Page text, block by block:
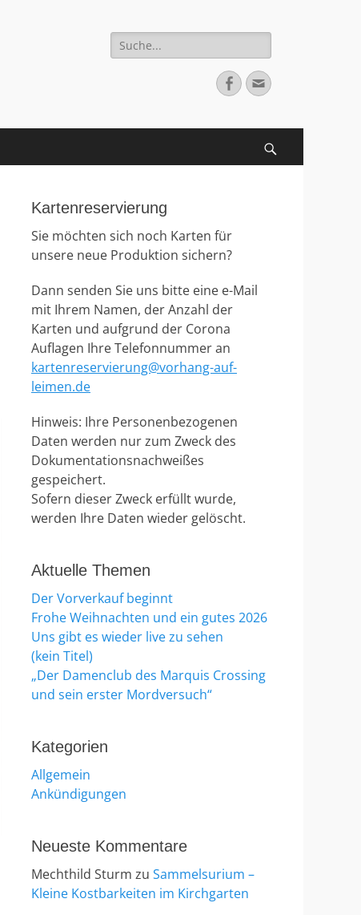
Suche
nach:
Facebook
E-
Mail
Kartenreservierung
Sie möchten sich noch Karten für
unsere neue Produktion sichern?
Dann senden Sie uns bitte eine e-Mail
mit Ihrem Namen, der Anzahl der
Karten und aufgrund der Corona
Auflagen Ihre Telefonnummer an
kartenreservierung@vorhang-auf-
leimen.de
Hinweis: Ihre Personenbezogenen
Daten werden nur zum Zweck des
Dokumentationsnachweißes
gespeichert.
Sofern dieser Zweck erfüllt wurde,
werden Ihre Daten wieder gelöscht.
Aktuelle Themen
Der Vorverkauf beginnt
Frohe Weihnachten und ein gutes 2026
Uns gibt es wieder live zu sehen
(kein Titel)
„Der Damenclub des Marquis Crossing
und sein erster Mordversuch“
Kategorien
Allgemein
Ankündigungen
Neueste Kommentare
Mechthild Sturm zu Sammelsurium –
Kleine Kostbarkeiten im Kirchgarten